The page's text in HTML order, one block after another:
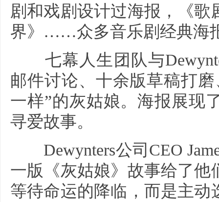
剧和戏剧设计过海报，《
界》……众多音乐剧经典海
七幕人生团队与
邮件讨论、十余版草稿打
一样”的灰姑娘。海报展现
寻爱故事。
Dewynters公司CEO
一版《灰姑娘》故事给了
等待命运的降临，而是主